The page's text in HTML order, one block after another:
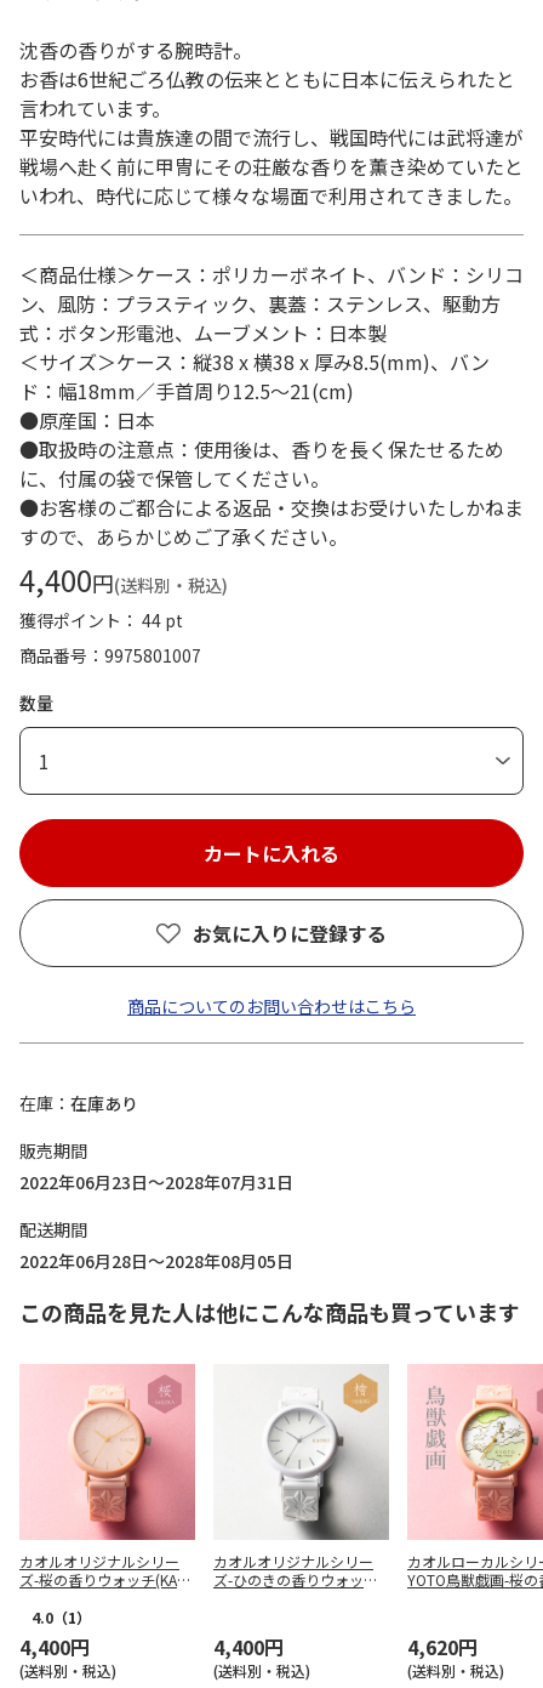
沈香の香りがする腕時計。
お香は6世紀ごろ仏教の伝来とともに日本に伝えられたと
言われています。
平安時代には貴族達の間で流行し、戦国時代には武将達が
戦場へ赴く前に甲冑にその荘厳な香りを薫き染めていたと
いわれ、時代に応じて様々な場面で利用されてきました。
＜商品仕様＞ケース：ポリカーボネイト、バンド：シリコ
ン、風防：プラスティック、裏蓋：ステンレス、駆動方
式：ボタン形電池、ムーブメント：日本製
＜サイズ＞ケース：縦38 x 横38 x 厚み8.5(mm)、バン
ド：幅18mm／手首周り12.5～21(cm)
●原産国：日本
●取扱時の注意点：使用後は、香りを長く保たせるため
に、付属の袋で保管してください。
●お客様のご都合による返品・交換はお受けいたしかねま
すので、あらかじめご了承ください。
4,400円(送料別・税込)
獲得ポイント： 44 pt
商品番号
9975801007
数量
1
お気に入りに登録する
商品についてのお問い合わせはこちら
在庫
在庫あり
販売期間
2022年06月23日～2028年07月31日
配送期間
2022年06月28日～2028年08月05日
この商品を見た人は他にこんな商品も買っています
カオルオリジナルシリー
ズ-桜の香りウォッチ(KAO
4.0 （1）
4,400円
(送料別・税込)
カオルオリジナルシリー
ズ-ひのきの香りウォッチ
4,400円
(送料別・税込)
カオルローカルシリ
YOTO鳥獣戯画-桜の
4,620円
(送料別・税込)